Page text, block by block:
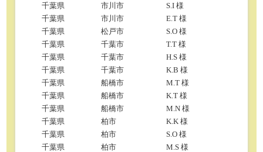
千葉県
市川市
S.I 様
千葉県
市川市
E.T 様
千葉県
松戸市
S.O 様
千葉県
千葉市
T.T 様
千葉県
千葉市
H.S 様
千葉県
千葉市
K.B 様
千葉県
船橋市
M.T 様
千葉県
船橋市
K.T 様
千葉県
船橋市
M.N 様
千葉県
柏市
K.K 様
千葉県
柏市
S.O 様
千葉県
柏市
M.S 様